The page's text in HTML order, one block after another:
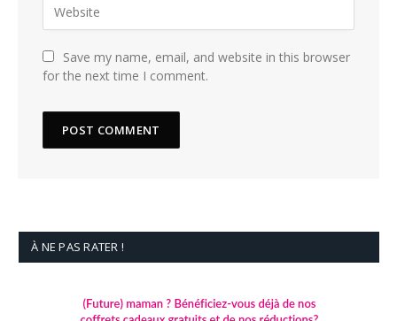
Save my name, email, and website in this browser
for the next time I comment.
À NE PAS RATER !